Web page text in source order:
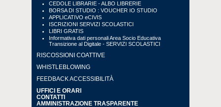
CEDOLE LIBRARIE - ALBO LIBRERIE
BORSA DI STUDIO : VOUCHER IO STUDIO
APPLICATIVO eCIVIS
ISCRIZIONI SERVIZI SCOLASTICI
LIBRI GRATIS
Informativa dati personali Area Socio Educativa
Transizione al Digitale - SERVIZI SCOLASTICI
RISCOSSIONI COATTIVE
WHISTLEBLOWING
FEEDBACK ACCESSIBILITÀ
UFFICI E ORARI
CONTATTI
AMMINISTRAZIONE TRASPARENTE